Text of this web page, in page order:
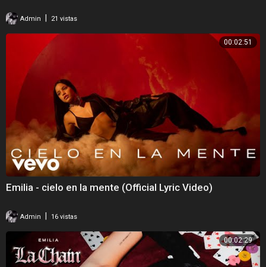
Admin 21 vistas
00:02:51
Emilia - cielo en la mente (Official Lyric Video)
Admin 16 vistas
00:02:29